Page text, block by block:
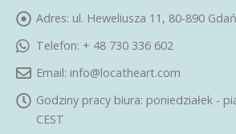
Adres: ul. Heweliusza 11, 80-890
Telefon: + 48 730 336 602
Email: info@locatheart.com
Godziny pracy biura: poniedziałek -
CEST